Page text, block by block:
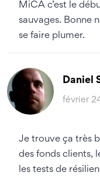
MiCA c’est le
sauvages. Bonne
se faire plumer.
Daniel
février
Je trouve ça très
des fonds clients,
les tests de